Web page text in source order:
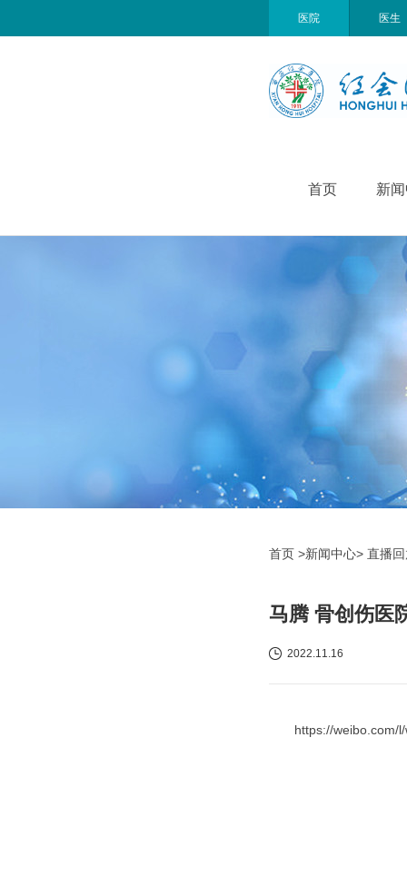
医院 医生
首页 新
首页 >新闻中心> 直播
马腾 骨创伤医
2022.11.16
https://weibo.com/